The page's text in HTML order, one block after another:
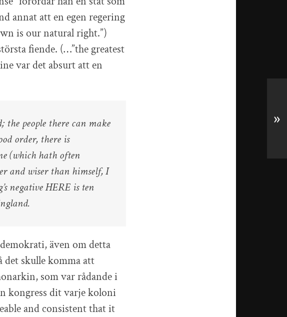
annat att en egen regering
is our natural right.”)
fiende. (…”the greatest
var det absurt att en
people there can make
order, there is
(which hath often
and wiser than himself, I
negative HERE is ten
även om detta
skulle komma att
som var rådande i
kongress dit varje koloni
and consistent that it
»